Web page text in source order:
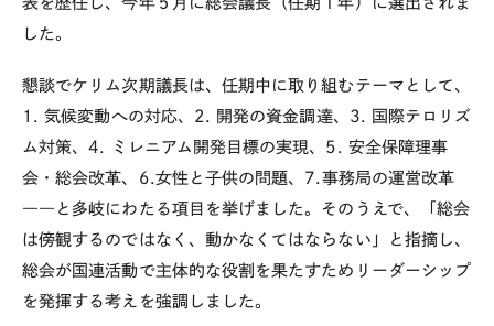
した。
懇談でケリム次期議長は、任期中に取り組むテーマとして、
1. 気候変動への対応、2. 開発の資金調達、3. 国際テロリズ
ム対策、4. ミレニアム開発目標の実現、5. 安全保障理事
会・総会改革、6.女性と子供の問題、7.事務局の運営改革
――と多岐にわたる項目を挙げました。そのうえで、「総会
は傍観するのではなく、動かなくてはならない」と指摘し、
総会が国連活動で主体的な役割を果たすためリーダーシップ
を発揮する考えを強調しました。